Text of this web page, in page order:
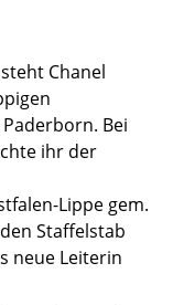
Chanel
Bei
ihr der
Lippe gem.
Staffelstab
neue Leiterin